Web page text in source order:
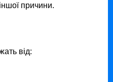
причини.
від: